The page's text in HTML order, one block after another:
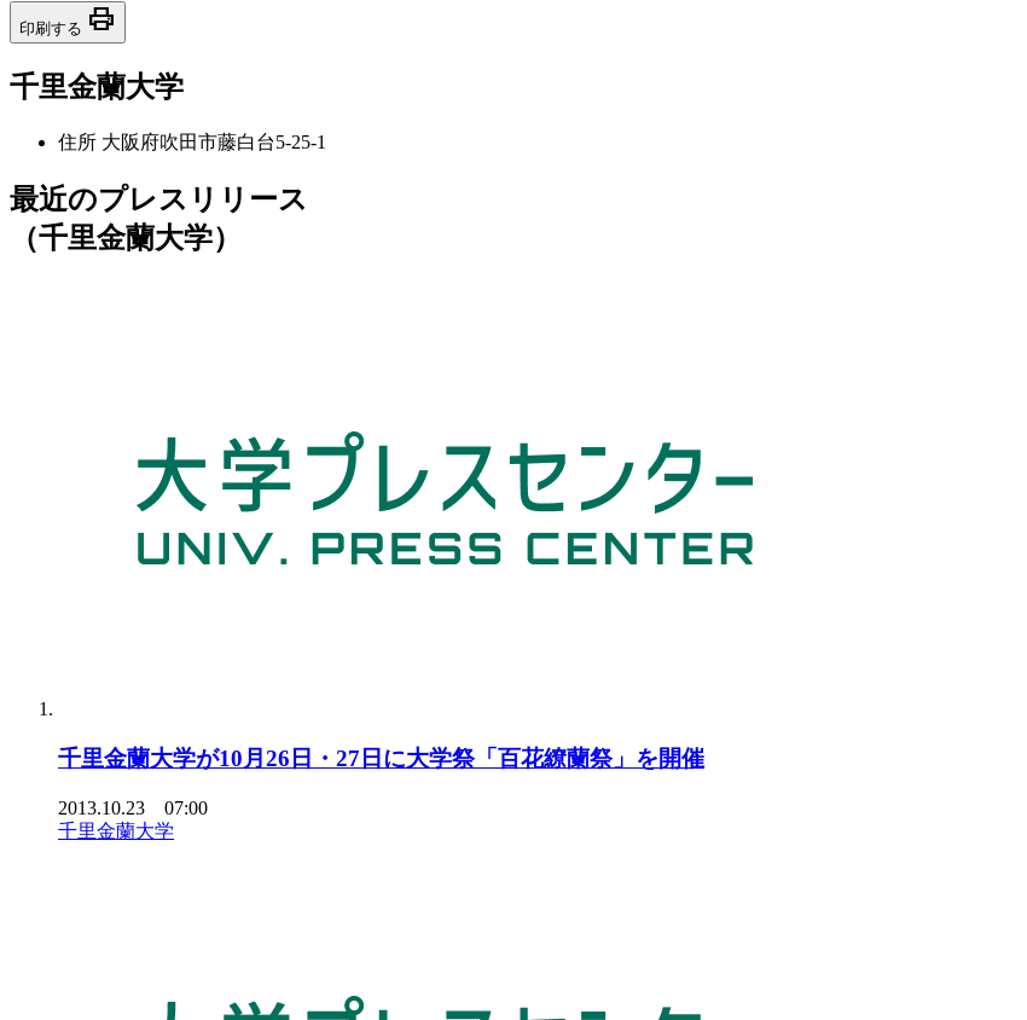
印刷する print
千里金蘭大学
住所 大阪府吹田市藤白台5-25-1
最近のプレスリリース
（千里金蘭大学）
千里金蘭大学が10月26日・27日に大学祭「百花繚蘭祭」を開催
2013.10.23 07:00
千里金蘭大学